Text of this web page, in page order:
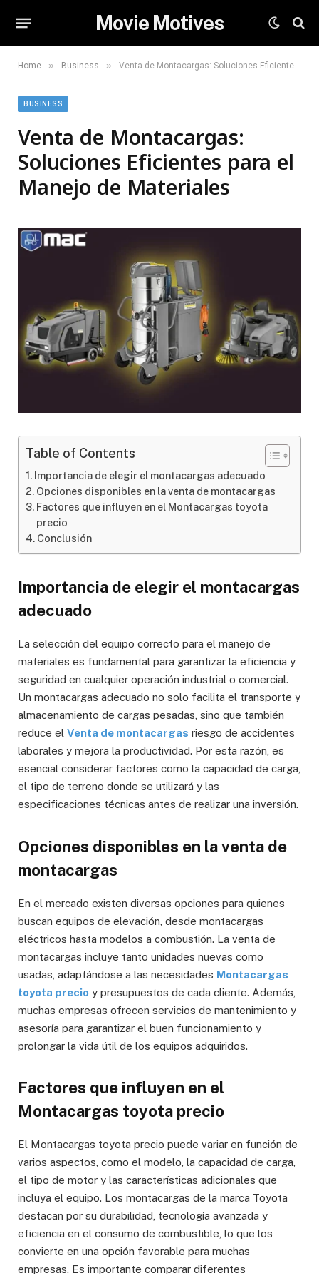
Movie Motives
Home » Business » Venta de Montacargas: Soluciones Eficientes para el Manejo de Materiales
BUSINESS
Venta de Montacargas:
Soluciones Eficientes para el
Manejo de Materiales
Table of Contents
Importancia de elegir el montacargas adecuado
Opciones disponibles en la venta de montacargas
Factores que influyen en el Montacargas toyota
precio
Conclusión
Importancia de elegir el montacargas
adecuado
La selección del equipo correcto para el manejo de
materiales es fundamental para garantizar la eficiencia y
seguridad en cualquier operación industrial o comercial.
Un montacargas adecuado no solo facilita el transporte y
almacenamiento de cargas pesadas, sino que también
reduce el Venta de montacargas riesgo de accidentes
laborales y mejora la productividad. Por esta razón, es
esencial considerar factores como la capacidad de carga,
el tipo de terreno donde se utilizará y las
especificaciones técnicas antes de realizar una inversión.
Opciones disponibles en la venta de
montacargas
En el mercado existen diversas opciones para quienes
buscan equipos de elevación, desde montacargas
eléctricos hasta modelos a combustión. La venta de
montacargas incluye tanto unidades nuevas como
usadas, adaptándose a las necesidades Montacargas
toyota precio y presupuestos de cada cliente. Además,
muchas empresas ofrecen servicios de mantenimiento y
asesoría para garantizar el buen funcionamiento y
prolongar la vida útil de los equipos adquiridos.
Factores que influyen en el
Montacargas toyota precio
El Montacargas toyota precio puede variar en función de
varios aspectos, como el modelo, la capacidad de carga,
el tipo de motor y las características adicionales que
incluya el equipo. Los montacargas de la marca Toyota
destacan por su durabilidad, tecnología avanzada y
eficiencia en el consumo de combustible, lo que los
convierte en una opción favorable para muchas
empresas. Es importante comparar diferentes